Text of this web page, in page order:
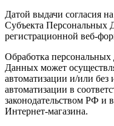
Датой выдачи согласия
Субъекта Персональных
регистрационной веб-
Обработка
Данных может
автоматизации и/или без
автоматизации в
законодательством РФ и
Интернет-магазина.